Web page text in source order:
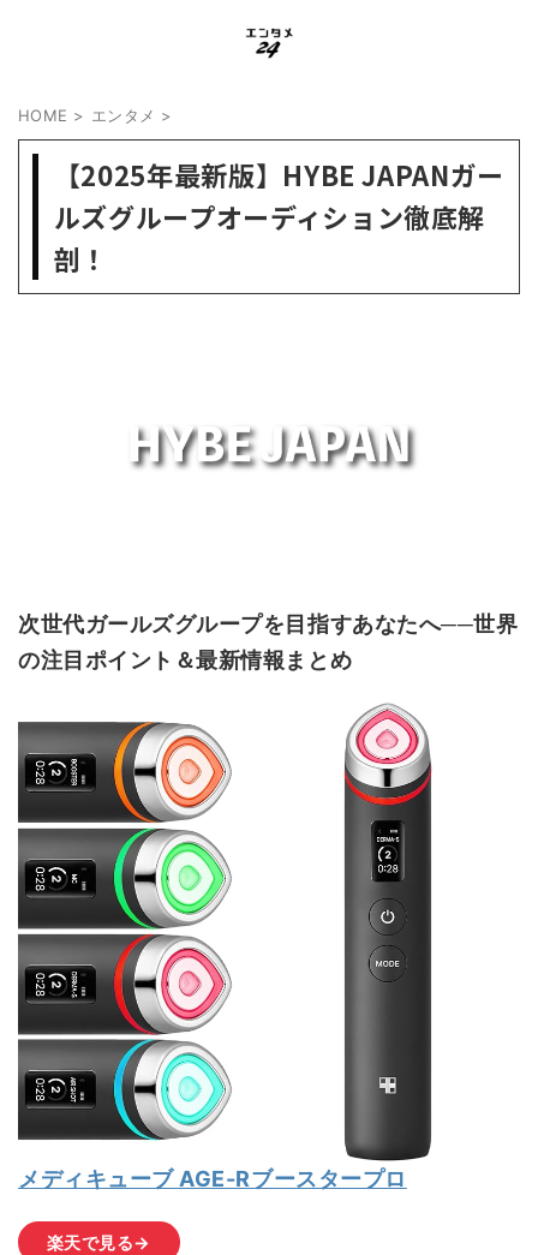
HOME > エンタメ >
【2025年最新版】HYBE JAPANガー
ルズグループオーディション徹底解
剖！
次世代ガールズグループを目指すあなたへ──世界
の注目ポイント＆最新情報まとめ
メディキューブ AGE-Rブースタープロ
楽天で見る→